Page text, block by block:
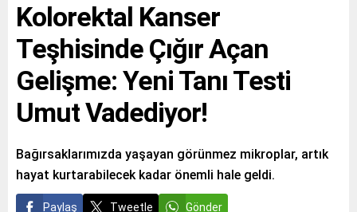
Kolorektal Kanser
Teşhisinde Çığır Açan
Gelişme: Yeni Tanı Testi
Umut Vadediyor!
Bağırsaklarımızda yaşayan görünmez mikroplar, artık
hayat kurtarabilecek kadar önemli hale geldi.
Paylaş Tweetle Gönder